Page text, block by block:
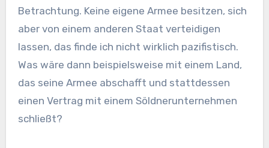
Betrachtung. Keine eigene Armee besitzen, sich
aber von einem anderen Staat verteidigen
lassen, das finde ich nicht wirklich pazifistisch.
Was wäre dann beispielsweise mit einem Land,
das seine Armee abschafft und stattdessen
einen Vertrag mit einem Söldnerunternehmen
schließt?